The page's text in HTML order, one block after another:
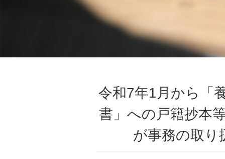
令和7年1月から「
書」への戸籍抄本
が事務の取り